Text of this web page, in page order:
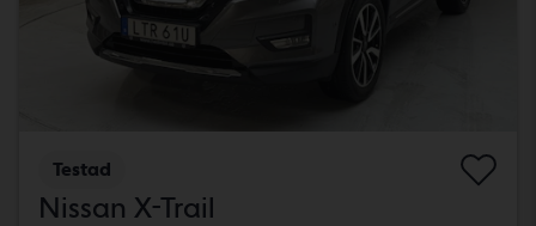
Testad
Nissan X-Trail